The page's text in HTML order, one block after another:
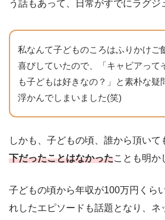
う話もあって、日常がすでにラグジ
私なんて子どものころはふりかけご
喜びしていたので、「キャビアって
も子どもは好きなの？」と素朴な疑
浮かんでしまいました(笑)
しかも、子どもの頃、誰から頂いて
下だったことはなかったことも明か
子どもの頃から年収が100万円くら
れしたエピソードも話題となり、ネ